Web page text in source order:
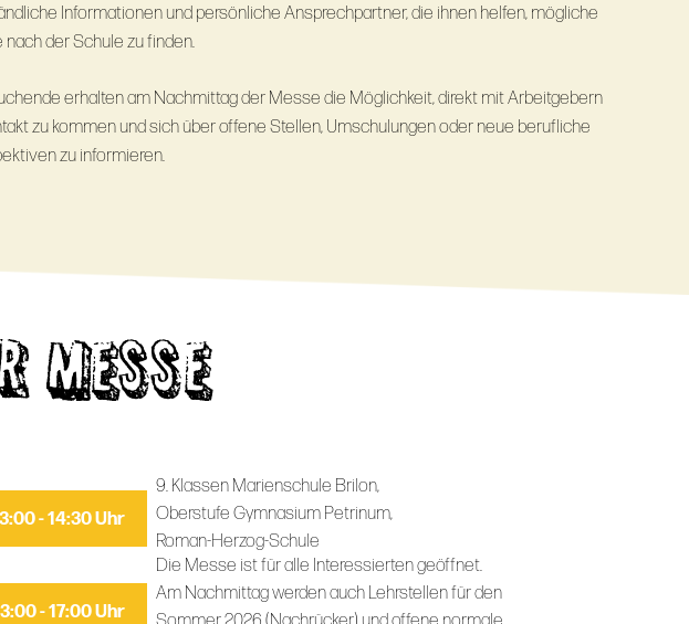
Informationen und persönliche Ansprechpartner, die ihnen helfen, mögliche
nach der Schule zu finden.
erhalten am Nachmittag der Messe die Möglichkeit, direkt mit Arbeitgebern
zu kommen und sich über offene Stellen, Umschulungen oder neue berufliche
zu informieren.
MESSE
- 14:30 Uhr
9. Klassen Marienschule Brilon,
Oberstufe Gymnasium Petrinum,
Roman-Herzog-Schule
- 17:00 Uhr
Die Messe ist für alle Interessierten geöffnet.
Am Nachmittag werden auch Lehrstellen für den